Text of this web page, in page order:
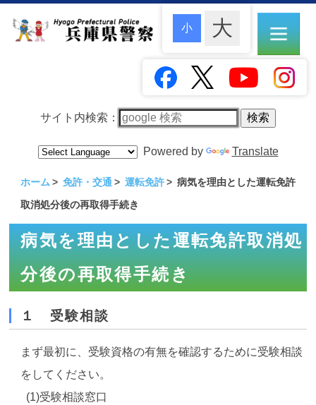
サイト内検索：
Powered by Translate
ホーム 免許・交通 運転免許
病気を理由とした運転免許
取消処分後の再取得手続き
病気を理由とした運転免許取消処
分後の再取得手続き
１ 受験相談
まず最初に、受験資格の有無を確認するために受験相談
をしてください。
(1)受験相談窓口